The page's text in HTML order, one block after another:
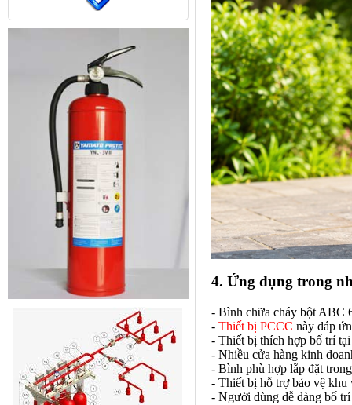
4. Ứng dụng trong
- Bình chữa cháy bột ABC
- Thiết bị PCCC này đáp
- Thiết bị thích hợp bố trí
- Nhiều cửa hàng kinh
- Bình phù hợp lắp đặt
- Thiết bị hỗ trợ bảo vệ khu
- Người dùng dễ dàng bố